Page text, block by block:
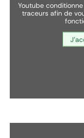
youtube conditionne la lecture de ses vidéos au dépôt de
traceurs afin de